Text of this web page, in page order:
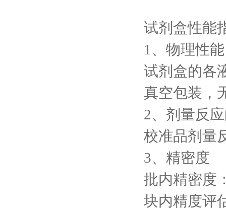
试剂盒性能
1、物理性能
试剂盒的各
真空包装，
2、剂量反
校准品剂量
3、精密度
批内精密度
块内精度评